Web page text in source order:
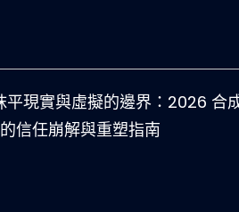
平現實與虛擬的邊界：2026 合
信任崩解與重塑指南